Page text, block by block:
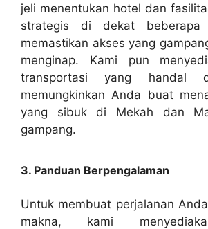
jeli menentukan hotel dan
strategis di dekat beberapa
memastikan akses yang
menginap. Kami pun
transportasi yang handal
memungkinkan Anda buat
yang sibuk di Mekah dan
gampang.
3. Panduan Berpengalaman
Untuk membuat perjalanan
makna, kami